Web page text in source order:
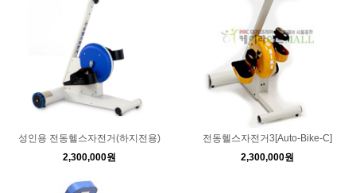
성인용 전동헬스자전거(하지전용)
2,300,000원
전동헬스자전거3[Auto-Bike-C]
2,300,000원